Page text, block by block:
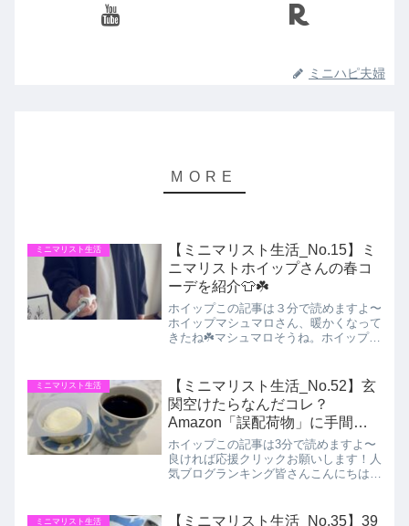
ミニハピ夫婦
ミニマリスト生活
【ミニマリスト生活_No.15】ミ
ニマリストホイップさんの春コ
ーデを紹介👕☘️
ホイップこの記事は３分で読めますよ〜
ホイップマシュマロさん、暖かくなって
きたね☘️マシュマロそうね。ホイップさ
ネートを紹介してみようかな。マシュマ
ロあら、春もそれだけな...
ミニマリスト生活
【ミニマリスト生活_No.52】玄
関空けたらなんだコレ？
Amazon「誤配荷物」に手間取
った2日間💦
ホイップこの記事は3分で読めますよ〜
良ければ応援クリックお願いします！人
気ブログランキング皆さんこんにちはミ
今週の猛暑日には参りましたね💦熱中症
ミニマリスト生活
【ミニマリスト生活_No.35】39